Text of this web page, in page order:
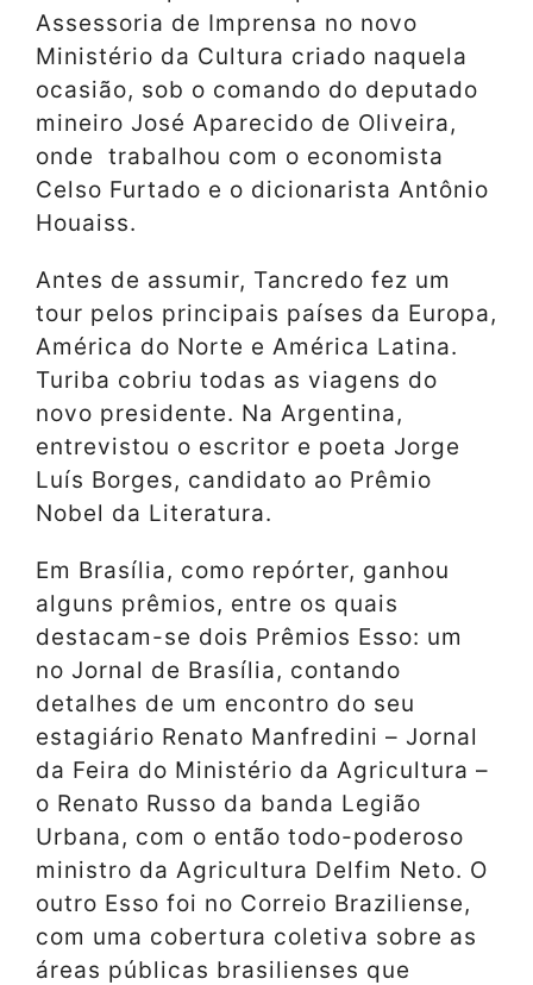
Assessoria de Imprensa no novo
Ministério da Cultura criado naquela
ocasião, sob o comando do deputado
mineiro José Aparecido de Oliveira,
onde trabalhou com o economista
Celso Furtado e o dicionarista Antônio
Houaiss.
Antes de assumir, Tancredo fez um
tour pelos principais países da Europa,
América do Norte e América Latina.
Turiba cobriu todas as viagens do
novo presidente. Na Argentina,
entrevistou o escritor e poeta Jorge
Luís Borges, candidato ao Prêmio
Nobel da Literatura.
Em Brasília, como repórter, ganhou
alguns prêmios, entre os quais
destacam-se dois Prêmios Esso: um
no Jornal de Brasília, contando
detalhes de um encontro do seu
estagiário Renato Manfredini – Jornal
da Feira do Ministério da Agricultura –
o Renato Russo da banda Legião
Urbana, com o então todo-poderoso
ministro da Agricultura Delfim Neto. O
outro Esso foi no Correio Braziliense,
com uma cobertura coletiva sobre as
áreas públicas brasilienses que